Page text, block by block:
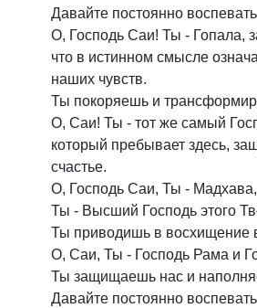
Давайте постоянно
О, Господь Саи! Ты - Гопала,
что в истинном смысле
наших чувств.
Ты покоряешь и
О, Саи! Ты - тот же самый
который пребывает здесь,
счастье.
О, Господь Саи, Ты -
Ты - Высший Господь этого
Ты приводишь в восхищение
О, Саи, Ты - Господь Рама и
Ты защищаешь нас и
Давайте постоянно